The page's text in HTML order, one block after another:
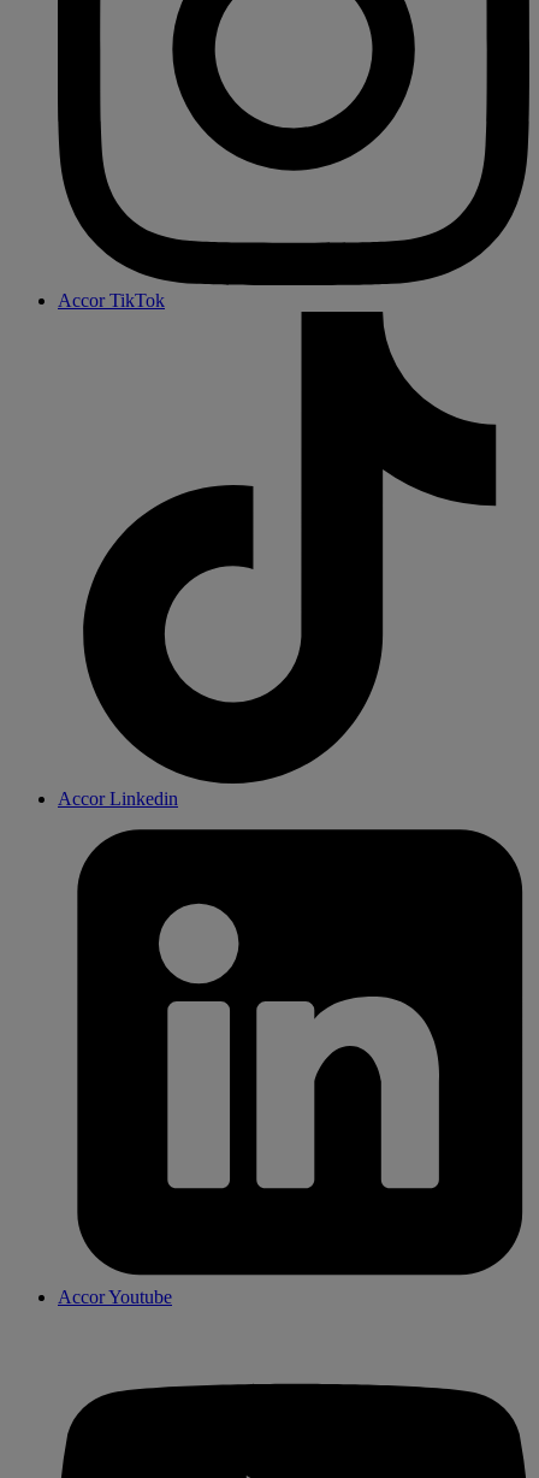
Accor TikTok
Accor Linkedin
Accor Youtube